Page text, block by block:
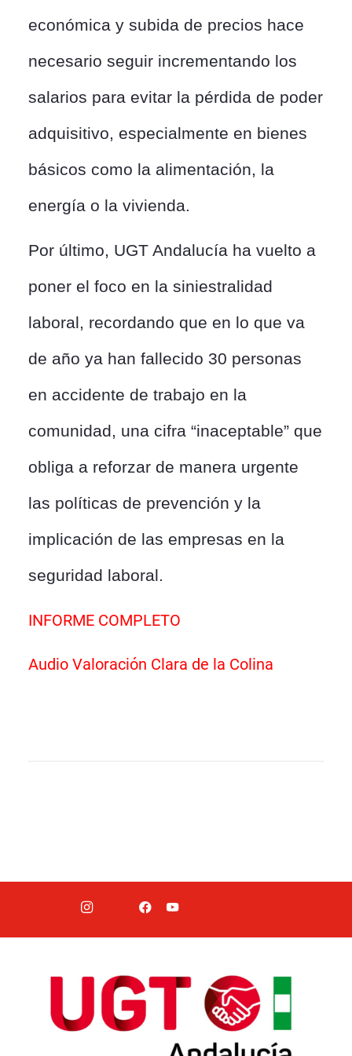
económica y subida de precios hace
necesario seguir incrementando los
salarios para evitar la pérdida de poder
adquisitivo, especialmente en bienes
básicos como la alimentación, la
energía o la vivienda.
Por último, UGT Andalucía ha vuelto a
poner el foco en la siniestralidad
laboral, recordando que en lo que va
de año ya han fallecido 30 personas
en accidente de trabajo en la
comunidad, una cifra “inaceptable” que
obliga a reforzar de manera urgente
las políticas de prevención y la
implicación de las empresas en la
seguridad laboral.
INFORME COMPLETO
Audio Valoración Clara de la Colina